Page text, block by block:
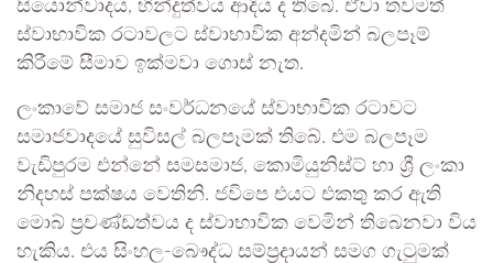
සියොන්වාදය, හින්දුත්වය ආදිය ද තිබේ. ඒවා තවමත්
ස්වාභාවික රටාවලට ස්වාභාවික අන්දමින් බලපෑම්
කිරීමේ සීමාව ඉක්මවා ගොස් නැත.
ලංකාවේ සමාජ සංවර්ධනයේ ස්වාභාවික රටාවට
සමාජවාදයේ සුවිසල් බලපෑමක් තිබේ. එම බලපෑම
වැඩිපුරම එන්නේ සමසමාජ, කොමියුනිස්ට් හා ශ්‍රී ලංකා
නිදහස් පක්ෂය වෙතිනි. ජවිපෙ එයට එකතු කර ඇති
මොබ් ප්‍රචණ්ඩත්වය ද ස්වාභාවික වෙමින් තිබෙනවා විය
හැකිය. එය සිංහල-බෞද්ධ සම්ප්‍රදායන් සමග ගැටුමක්